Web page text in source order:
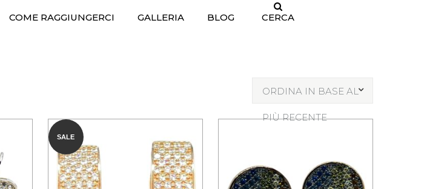
COME RAGGIUNGERCI GALLERIA BLOG CERCA
ORDINA IN BASE AL
PIÙ RECENTE
SALE